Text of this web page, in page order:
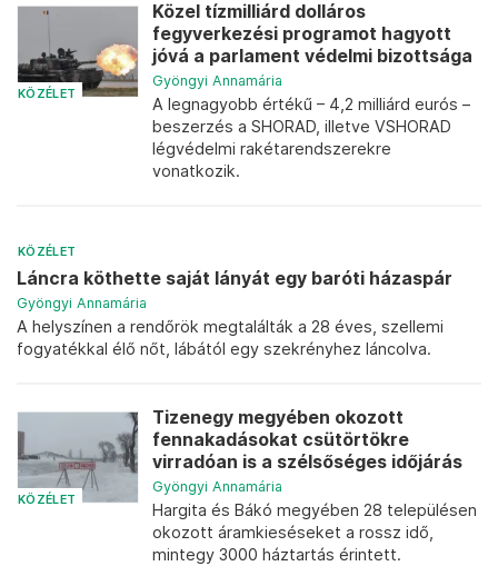
KÖZÉLET
Közel tízmilliárd dolláros
fegyverkezési programot hagyott
jóvá a parlament védelmi bizottsága
Gyöngyi Annamária
A legnagyobb értékű – 4,2 milliárd eurós –
beszerzés a SHORAD, illetve VSHORAD
légvédelmi rakétarendszerekre
vonatkozik.
KÖZÉLET
Láncra köthette saját lányát egy baróti házaspár
Gyöngyi Annamária
A helyszínen a rendőrök megtalálták a 28 éves, szellemi
fogyatékkal élő nőt, lábától egy szekrényhez láncolva.
KÖZÉLET
Tizenegy megyében okozott
fennakadásokat csütörtökre
virradóan is a szélsőséges időjárás
Gyöngyi Annamária
Hargita és Bákó megyében 28 településen
okozott áramkieséseket a rossz idő,
mintegy 3000 háztartás érintett.